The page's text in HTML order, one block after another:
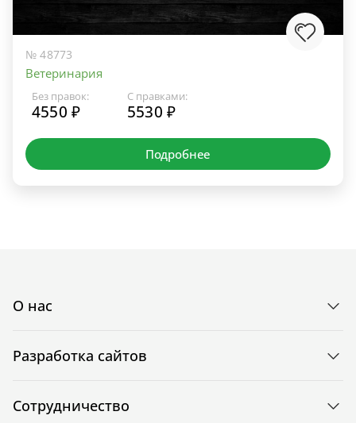
№ 48773
Ветеринария
Без правок:
4550 ₽
С правками:
5530 ₽
Подробнее
О нас
Разработка сайтов
Сотрудничество